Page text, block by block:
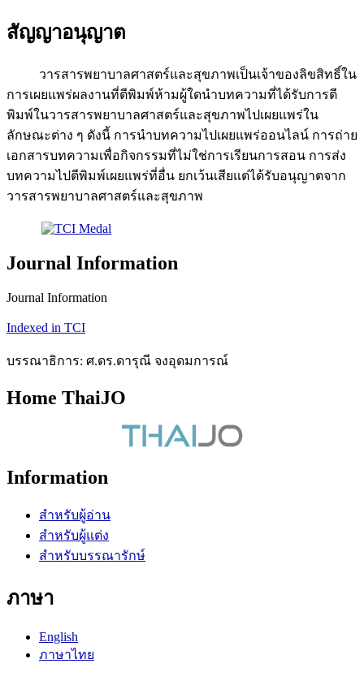
สัญญาอนุญาต
วารสารพยาบาลศาสตร์และสุขภาพเป็นเจ้าของลิขสิทธิ์ใน
การเผยแพร่ผลงานที่ตีพิมพ์ห้ามผู้ใดนำบทความที่ได้รับการตี
พิมพ์ในวารสารพยาบาลศาสตร์และสุขภาพไปเผยแพร่ใน
ลักษณะต่าง ๆ ดังนี้ การนำบทความไปเผยแพร่ออนไลน์ การถ่าย
เอกสารบทความเพื่อกิจกรรมที่ไม่ใช่การเรียนการสอน การส่ง
บทความไปตีพิมพ์เผยแพร่ที่อื่น ยกเว้นเสียแต่ได้รับอนุญาตจาก
วารสารพยาบาลศาสตร์และสุขภาพ
Journal Information
Journal Information
Indexed in TCI
บรรณาธิการ: ศ.ดร.ดารุณี จงอุดมการณ์
Home ThaiJO
Information
สำหรับผู้อ่าน
สำหรับผู้แต่ง
สำหรับบรรณารักษ์
ภาษา
English
ภาษาไทย